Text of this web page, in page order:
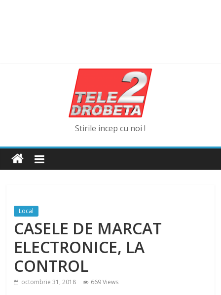
Stirile incep cu noi !
Local
CASELE DE MARCAT
ELECTRONICE, LA
CONTROL
octombrie 31, 2018 669 Views